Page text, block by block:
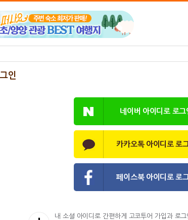
인
네이버 아이디로 로그
카카오톡 아이디로 로
페이스북 아이디로 로
내 소셜 아이디로 간편하게 고코투어 가입과 로그